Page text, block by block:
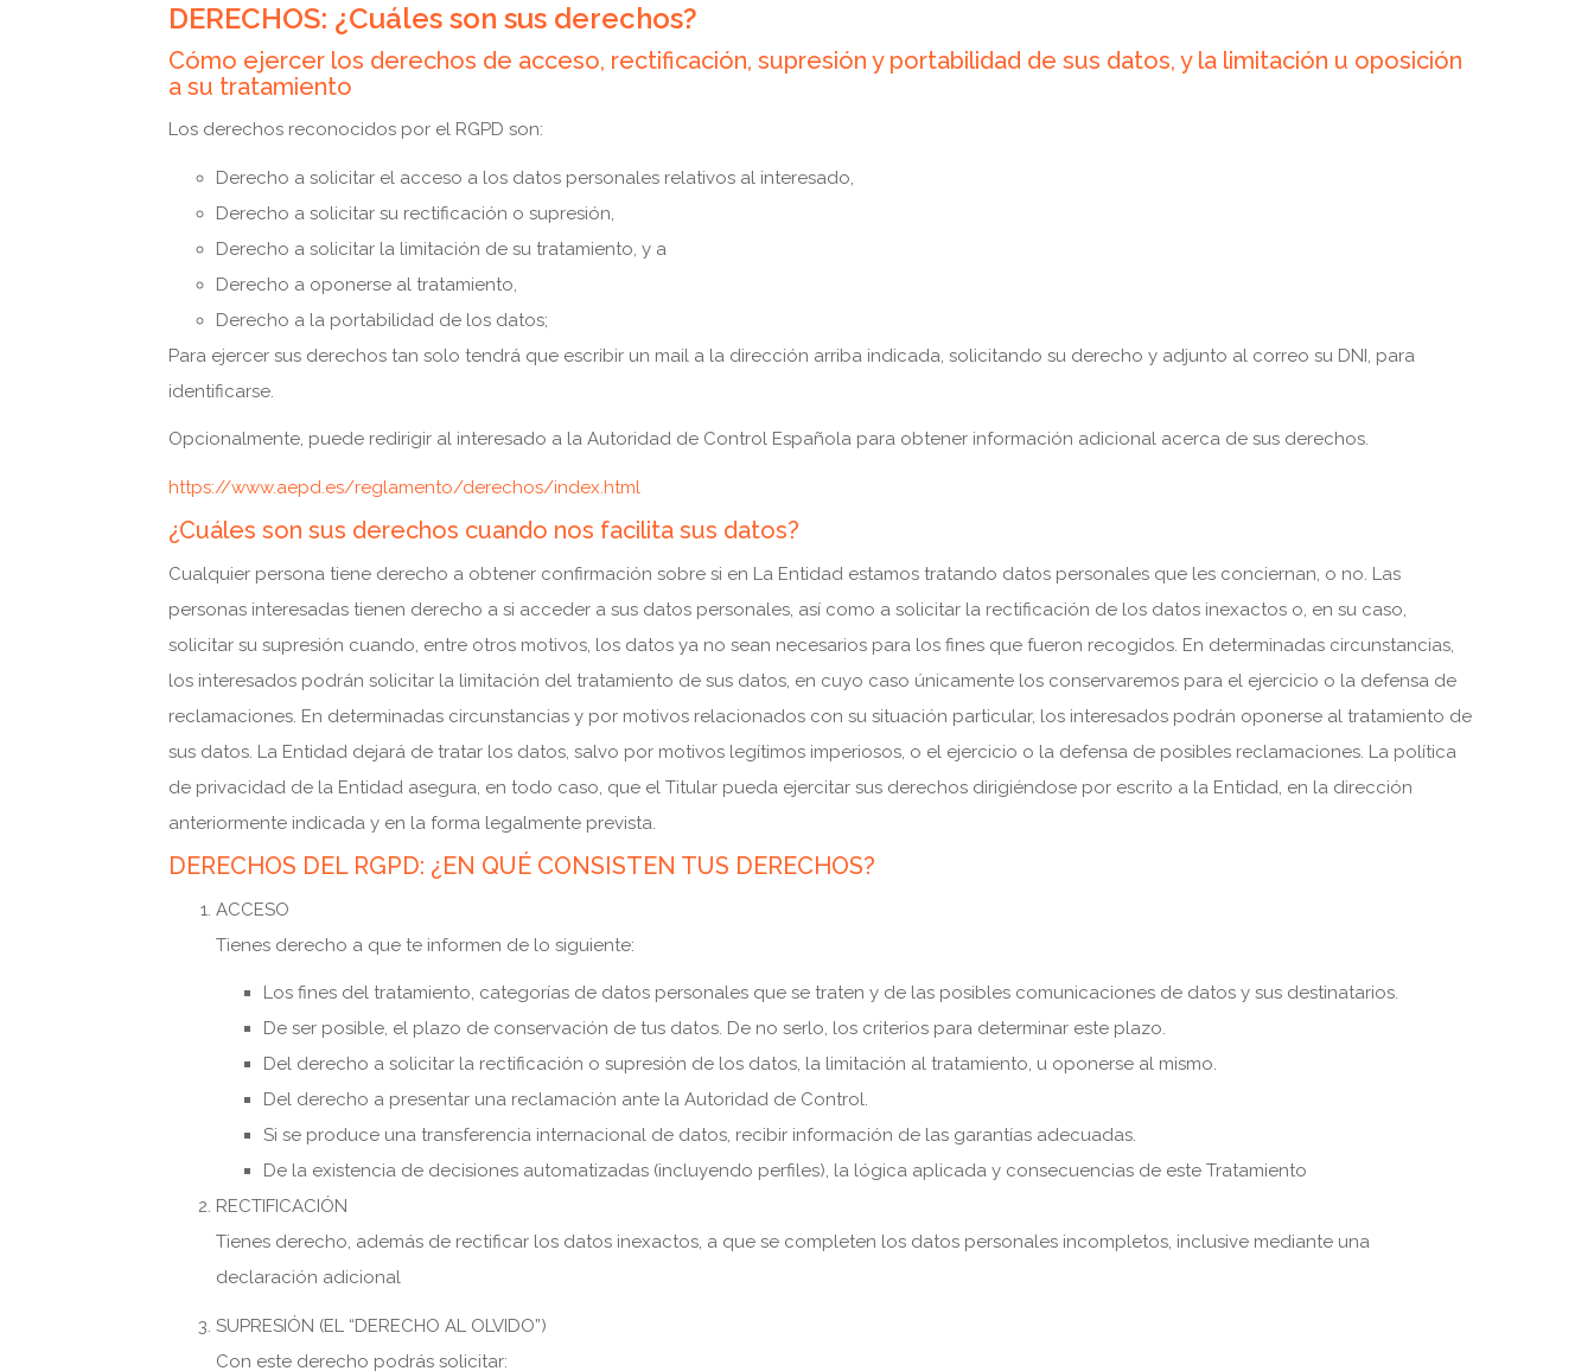
DERECHOS: ¿Cuáles son sus derechos?
Cómo ejercer los derechos de acceso, rectificación, supresión y portabilidad de sus datos, y la limitación u oposición
a su tratamiento
Los derechos reconocidos por el RGPD son:
Derecho a solicitar el acceso a los datos personales relativos al interesado,
Derecho a solicitar su rectificación o supresión,
Derecho a solicitar la limitación de su tratamiento, y a
Derecho a oponerse al tratamiento,
Derecho a la portabilidad de los datos;
Para ejercer sus derechos tan solo tendrá que escribir un mail a la dirección arriba indicada, solicitando su derecho y adjunto al correo su DNI, para
identificarse.
Opcionalmente, puede redirigir al interesado a la Autoridad de Control Española para obtener información adicional acerca de sus derechos.
https://www.aepd.es/reglamento/derechos/index.html
¿Cuáles son sus derechos cuando nos facilita sus datos?
Cualquier persona tiene derecho a obtener confirmación sobre si en La Entidad estamos tratando datos personales que les conciernan, o no. Las
personas interesadas tienen derecho a si acceder a sus datos personales, así como a solicitar la rectificación de los datos inexactos o, en su caso,
solicitar su supresión cuando, entre otros motivos, los datos ya no sean necesarios para los fines que fueron recogidos. En determinadas circunstancias,
los interesados podrán solicitar la limitación del tratamiento de sus datos, en cuyo caso únicamente los conservaremos para el ejercicio o la defensa de
reclamaciones. En determinadas circunstancias y por motivos relacionados con su situación particular, los interesados podrán oponerse al tratamiento de
sus datos. La Entidad dejará de tratar los datos, salvo por motivos legítimos imperiosos, o el ejercicio o la defensa de posibles reclamaciones. La política
de privacidad de la Entidad asegura, en todo caso, que el Titular pueda ejercitar sus derechos dirigiéndose por escrito a la Entidad, en la dirección
anteriormente indicada y en la forma legalmente prevista.
DERECHOS DEL RGPD: ¿EN QUÉ CONSISTEN TUS DERECHOS?
ACCESO
Tienes derecho a que te informen de lo siguiente:
Los fines del tratamiento, categorías de datos personales que se traten y de las posibles comunicaciones de datos y sus destinatarios.
De ser posible, el plazo de conservación de tus datos. De no serlo, los criterios para determinar este plazo.
Del derecho a solicitar la rectificación o supresión de los datos, la limitación al tratamiento, u oponerse al mismo.
Del derecho a presentar una reclamación ante la Autoridad de Control.
Si se produce una transferencia internacional de datos, recibir información de las garantías adecuadas.
De la existencia de decisiones automatizadas (incluyendo perfiles), la lógica aplicada y consecuencias de este Tratamiento
RECTIFICACIÓN
Tienes derecho, además de rectificar los datos inexactos, a que se completen los datos personales incompletos, inclusive mediante una
declaración adicional
SUPRESIÓN (EL “DERECHO AL OLVIDO”)
Con este derecho podrás solicitar: